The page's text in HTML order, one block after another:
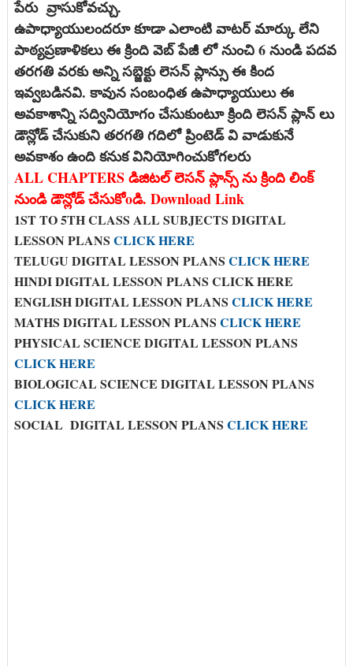
పేరు వ్రాసుకోవచ్చు.
ఉపాధ్యాయులందరూ కూడా ఎలాంటి వాటర్ మార్కు లేని
పాఠ్యప్రణాళికలు ఈ క్రింది వెబ్ పేజీ లో నుంచి 6 నుండి పదవ
తరగతి వరకు అన్ని సబ్జెక్టు లెసన్ ప్లాన్సు ఈ కింద
ఇవ్వబడినవి. కావున సంబంధిత ఉపాధ్యాయులు ఈ
అవకాశాన్ని సద్వినియోగం చేసుకుంటూ క్రింది లెసన్ ప్లాన్ లు
డౌన్లోడ్ చేసుకుని తరగతి గదిలో ప్రింటెడ్ వి వాడుకునే
అవకాశం ఉంది కనుక వినియోగించుకోగలరు
ALL CHAPTERS డిజిటల్ లెసన్ ప్లాన్స్ ను క్రింది లింక్
నుండి డౌన్లోడ్ చేసుకోoడి. Download Link
1ST TO 5TH CLASS ALL SUBJECTS DIGITAL
LESSON PLANS CLICK HERE
TELUGU DIGITAL LESSON PLANS CLICK HERE
HINDI DIGITAL LESSON PLANS CLICK HERE
ENGLISH DIGITAL LESSON PLANS CLICK HERE
MATHS DIGITAL LESSON PLANS CLICK HERE
PHYSICAL SCIENCE DIGITAL LESSON PLANS
CLICK HERE
BIOLOGICAL SCIENCE DIGITAL LESSON PLANS
CLICK HERE
SOCIAL DIGITAL LESSON PLANS CLICK HERE